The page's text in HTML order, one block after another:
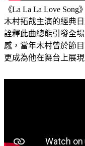
《La La La Love Song》
木村拓哉主演的經典
詮釋此曲總能引發全
感，當年木村曾於節
更成為他在舞台上展